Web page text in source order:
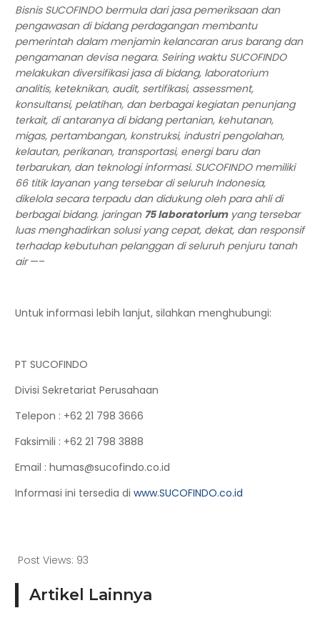
Bisnis SUCOFINDO bermula dari jasa pemeriksaan dan
pengawasan di bidang perdagangan membantu
pemerintah dalam menjamin kelancaran arus barang dan
pengamanan devisa negara. Seiring waktu SUCOFINDO
melakukan diversifikasi jasa di bidang, laboratorium
analitis, keteknikan, audit, sertifikasi, assessment,
konsultansi, pelatihan, dan berbagai kegiatan penunjang
terkait, di antaranya di bidang pertanian, kehutanan,
migas, pertambangan, konstruksi, industri pengolahan,
kelautan, perikanan, transportasi, energi baru dan
terbarukan, dan teknologi informasi. SUCOFINDO memiliki
66 titik layanan yang tersebar di seluruh Indonesia,
dikelola secara terpadu dan didukung oleh para ahli di
berbagai bidang. jaringan 75 laboratoriumyang tersebar
luas menghadirkan solusi yang cepat, dekat, dan responsif
terhadap kebutuhan pelanggan di seluruh penjuru tanah
air —–
Untuk informasi lebih lanjut, silahkan menghubungi:
PT SUCOFINDO
Divisi Sekretariat Perusahaan
Telepon : +62 21 798 3666
Faksimili : +62 21 798 3888
Email : humas@sucofindo.co.id
Informasi ini tersedia di www.SUCOFINDO.co.id
Post Views: 93
Artikel Lainnya